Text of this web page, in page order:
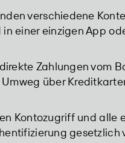
verschiedene
einer einzigen App
Zahlungen vom
über
Kontozugriff und alle
gesetzlich